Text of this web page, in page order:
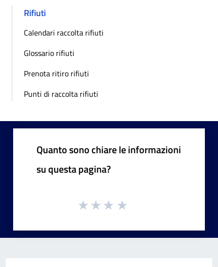
Rifiuti
Calendari raccolta rifiuti
Glossario rifiuti
Prenota ritiro rifiuti
Punti di raccolta rifiuti
Quanto sono chiare le informazioni
su questa pagina?